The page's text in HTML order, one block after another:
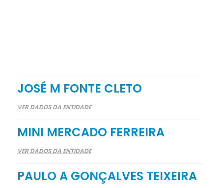
JOSÉ M FONTE CLETO
VER DADOS DA ENTIDADE
MINI MERCADO FERREIRA
VER DADOS DA ENTIDADE
PAULO A GONÇALVES TEIXEIRA